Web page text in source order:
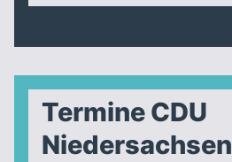
Termine CDU
Niedersachsen